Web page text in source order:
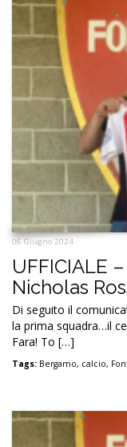
06 Giugno 2024
UFFICIALE
Nicholas
Di seguito il
la prima squadra…il
Fara! To […]
Tags: Bergamo, calcio,